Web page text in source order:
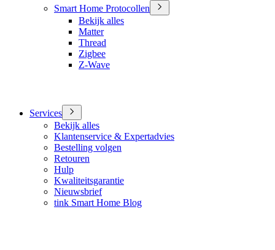
Smart Home Protocollen
Bekijk alles
Matter
Thread
Zigbee
Z-Wave
Services
Bekijk alles
Klantenservice & Expertadvies
Bestelling volgen
Retouren
Hulp
Kwaliteitsgarantie
Nieuwsbrief
tink Smart Home Blog